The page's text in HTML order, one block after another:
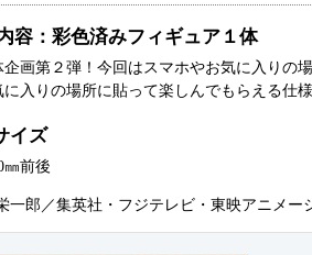
容：彩色済みフィギュア１体
企画第２弾！今回はスマホやお気に入りの
に入りの場所に貼って楽しんでもらえる仕
イズ
㎜前後
一郎／集英社・フジテレビ・東映アニメー